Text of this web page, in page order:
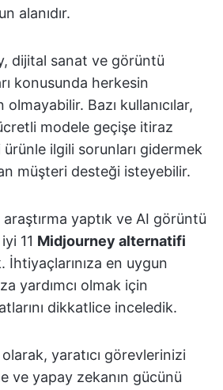
alanıdır.
dijital sanat ve görüntü
konusunda herkesin
Bazı kullanıcılar,
modele geçişe itiraz
ilgili sorunları gidermek
müşteri desteği isteyebilir.
yaptık ve AI görüntü
11 Midjourney alternatifi
İhtiyaçlarınıza en uygun
yardımcı olmak için
dikkatlice inceledik.
yaratıcı görevlerinizi
ve yapay zekanın gücünü